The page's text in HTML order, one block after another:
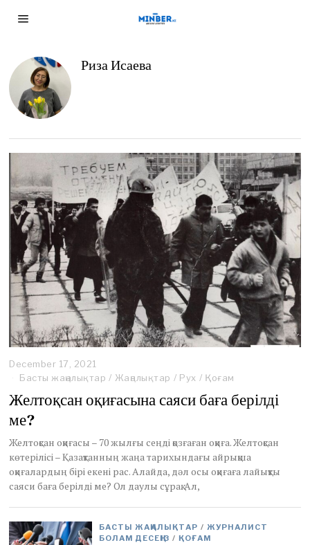
Риза Исаева
December 17, 2021
e
e
e
1
7
,
2
1
Басты жаңалықтар / Жаңалықтар / Рух / Қоғам
Желтоқсан оқиғасына саяси баға берілді
ме?
Желтоқсан оқиғасы – 70 жылғы сеңді қозғаған оқиға. Желтоқсан
көтерілісі – Қазақтанның жаңа тарихындағы айрықша
оқиғалардың бірі екені рас. Алайда, дәл осы оқиғаға лайықты
саяси баға берілді ме? Ол даулы сұрақ. Ал,
БАСТЫ ЖАҢАЛЫҚТАР / ЖУРНАЛИСТ
БОЛАМ ДЕСЕҢІЗ / ҚОҒАМ